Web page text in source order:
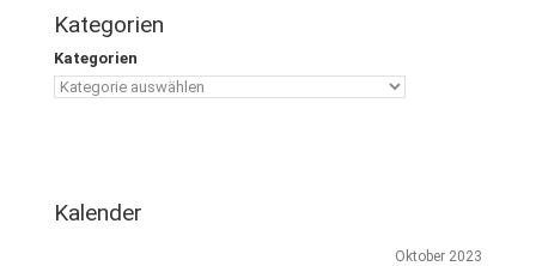
Kategorien
Kategorien
Kalender
Oktober 2023